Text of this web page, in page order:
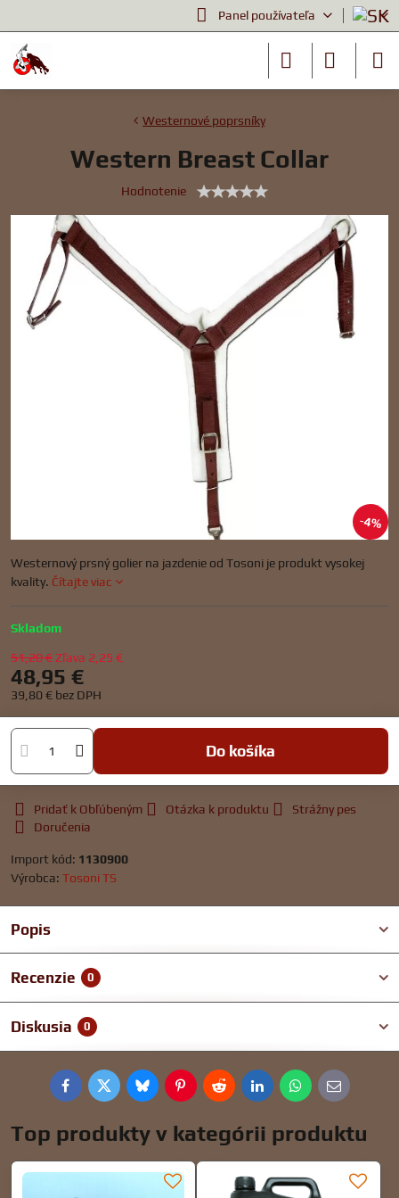
Panel používateľa
4%
Westernové poprsníky
Western Breast Collar
Hodnotenie
Westernový prsný golier na jazdenie od Tosoni je produkt vysokej
kvality. Čítajte viac
Skladom
51,20 €Zľava 2,25 €
48,95 €
39,80 € bez DPH
Do košíka
Pridať k Obľúbeným Otázka k produktu
Strážny pes
Doručenia
Import kód: 1130900
Výrobca: Tosoni TS
Popis
Recenzie 0
Diskusia 0
FacebookTwitterBlueskyPinterestRedditLinkedInWhatsApp
E-
mail
Top produkty v kategórii produktu